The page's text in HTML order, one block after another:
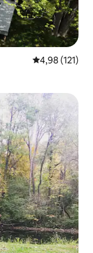
Évaluation
4,98 (121)